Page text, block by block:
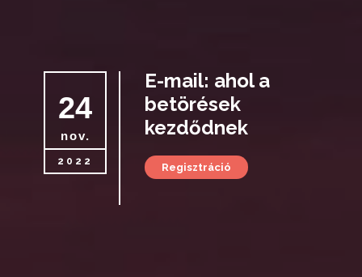
24
nov.
2022
E-mail: ahol a
betörések
kezdődnek
Regisztráció